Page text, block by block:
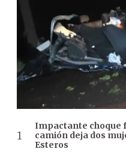
Impactante choque
camión deja dos
Esteros